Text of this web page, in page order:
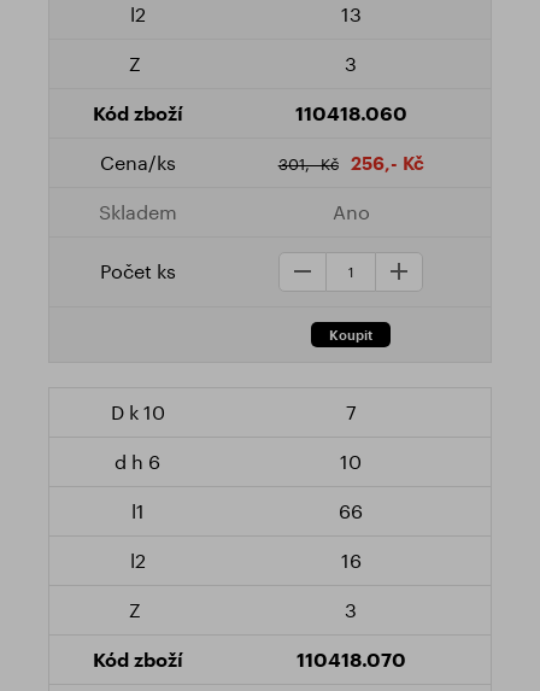
13
3
110418.060
301,- Kč 256,- Kč
Ano
7
10
66
16
3
110418.070